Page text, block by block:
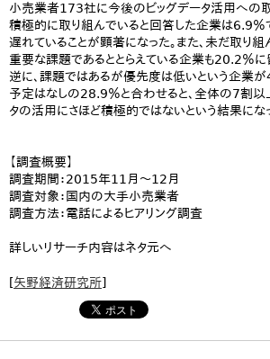
小売業者173社に今後のビッグデータ活用への取
積極的に取り組んでいると回答した企業は6.9％
遅れていることが顕著になった。また、未だ取り
重要な課題であるととらえている企業も20.2％に
逆に、課題ではあるが優先度は低いという企業
予定はなしの28.9％と合わせると、全体の7割以
タの活用にさほど積極的ではないという結果にな
【調査概要】
調査期間：2015年11月～12月
調査対象：国内の大手小売業者
調査方法：電話によるヒアリング調査
詳しいリサーチ内容はネタ元へ
[矢野経済研究所]